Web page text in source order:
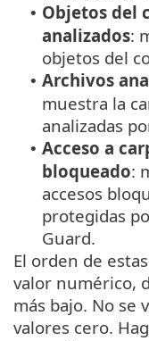
• Objetos del
analizados:
objetos del
• Archivos
muestra la
analizadas
• Acceso a
bloqueado:
accesos
protegidas
Guard.
El orden de
valor numérico,
más bajo. No se
valores cero.